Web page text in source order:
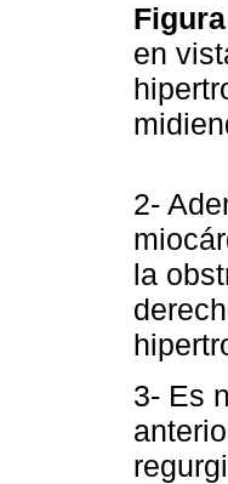
en
2-
la
3- Es